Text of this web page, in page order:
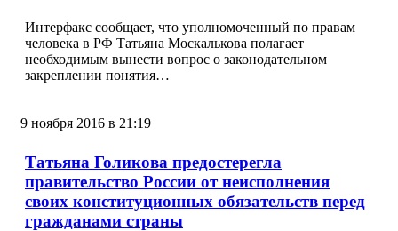
Интерфакс сообщает, что уполномоченный по правам
человека в РФ Татьяна Москалькова полагает
необходимым вынести вопрос о законодательном
закреплении понятия…
9 ноября 2016 в 21:19
Татьяна Голикова предостерегла
правительство России от неисполнения
своих конституционных обязательств перед
гражданами страны